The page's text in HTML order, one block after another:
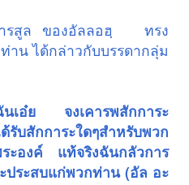
ดารสูล ของอัลลอฮฺ ทรง
น ได้กล่าวกับบรรดากลุ่ม
นเอ๋ย จงเคารพสักการะ
บสักการะใดๆสำหรับพวก
ะองค์ แท้จริงฉันกลัวการ
ระสบแก่พวกท่าน (อัล อะ